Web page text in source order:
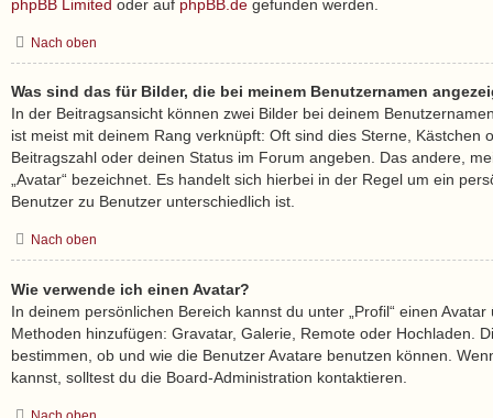
phpBB Limited oder auf phpBB.de gefunden werden.
Nach oben
Was sind das für Bilder, die bei meinem Benutzernamen
In der Beitragsansicht können zwei Bilder bei deinem
ist meist mit deinem Rang verknüpft: Oft sind dies Sterne, Kästchen
Beitragszahl oder deinen Status im Forum angeben. Das andere,
„Avatar“ bezeichnet. Es handelt sich hierbei in der Regel um ein
Benutzer zu Benutzer unterschiedlich ist.
Nach oben
Wie verwende ich einen Avatar?
In deinem persönlichen Bereich kannst du unter „Profil“ einen
Methoden hinzufügen: Gravatar, Galerie, Remote oder Hochladen.
bestimmen, ob und wie die Benutzer Avatare benutzen können.
kannst, solltest du die Board-Administration kontaktieren.